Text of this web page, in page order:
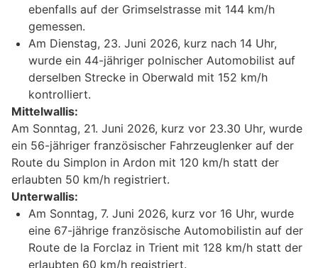
ebenfalls auf der Grimselstrasse mit 144 km/h
gemessen.
Am Dienstag, 23. Juni 2026, kurz nach 14 Uhr,
wurde ein 44-jähriger polnischer Automobilist auf
derselben Strecke in Oberwald mit 152 km/h
kontrolliert.
Mittelwallis:
Am Sonntag, 21. Juni 2026, kurz vor 23.30 Uhr, wurde
ein 56-jähriger französischer Fahrzeuglenker auf der
Route du Simplon in Ardon mit 120 km/h statt der
erlaubten 50 km/h registriert.
Unterwallis:
Am Sonntag, 7. Juni 2026, kurz vor 16 Uhr, wurde
eine 67-jährige französische Automobilistin auf der
Route de la Forclaz in Trient mit 128 km/h statt der
erlaubten 60 km/h registriert.